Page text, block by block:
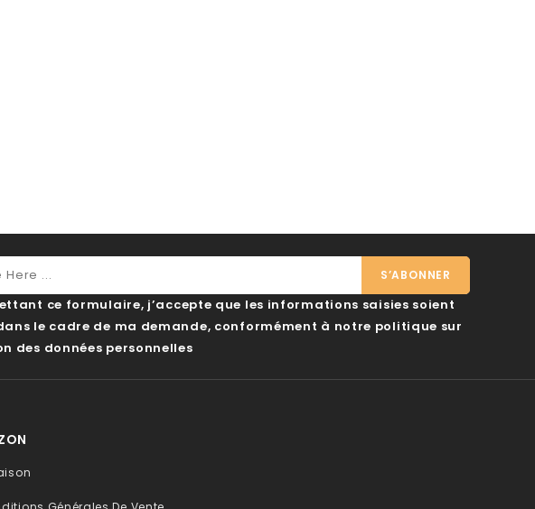
ce formulaire, j’accepte que les informations saisies soient
le cadre de ma demande, conformément à notre politique sur
des données personnelles